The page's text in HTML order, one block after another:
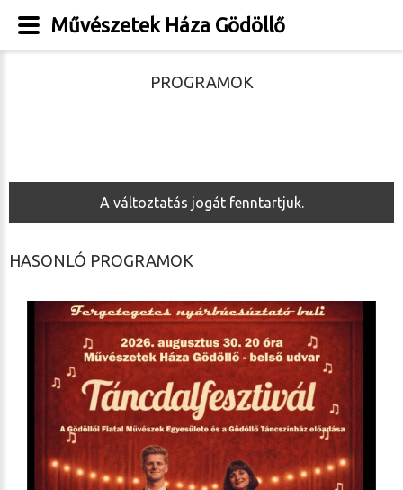
PROGRAMOK
A változtatás jogát fenntartjuk.
HASONLÓ PROGRAMOK
Művészetek Háza Gödöllő